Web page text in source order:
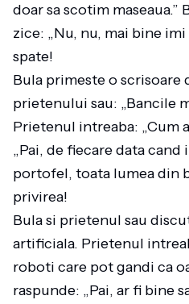
doar sa scotim maseaua.”
zice: „Nu, nu, mai bine
spate!
Bula primeste o scrisoare
prietenului sau: „Bancile
Prietenul intreaba: „Cum
„Pai, de fiecare data
portofel, toata lumea din
privirea!
Bula si prietenul sau
artificiala. Prietenul
roboti care pot gandi ca
raspunde: „Pai, ar fi bine